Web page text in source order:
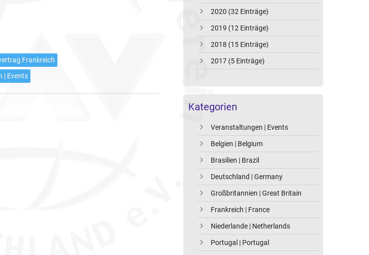
2020 (32 Einträge)
2019 (12 Einträge)
2018 (15 Einträge)
2017 (5 Einträge)
Kategorien
Veranstaltungen | Events
Belgien | Belgium
Brasilien | Brazil
Deutschland | Germany
Großbritannien | Great Britain
Frankreich | France
Niederlande | Netherlands
Portugal | Portugal
Frankreich
| Events